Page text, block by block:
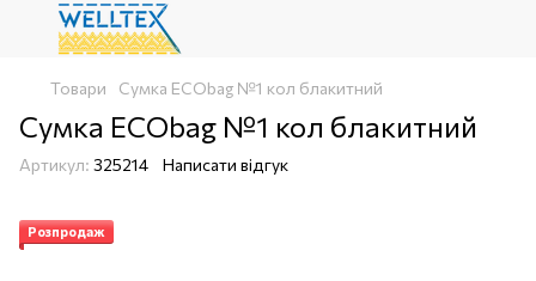
Товари Сумка ECObag №1 кол блакитний
Сумка ECObag №1 кол блакитний
Артикул: 325214 Написати відгук
Розпродаж